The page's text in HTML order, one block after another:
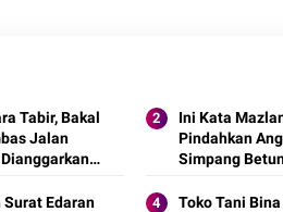
Tabir, Bakal
Jalan
Ini Kata
Pindahkan
Simpang
Edaran
Toko Tani